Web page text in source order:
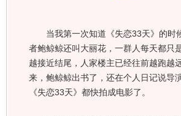
当我第一次知道《失恋33天》的时
者鲍鲸鲸还叫大丽花，一群人每天都只
越接近结尾，人家楼主已经往前越跑越
来，鲍鲸鲸出书了，还在个人日记说导
《失恋33天》都快拍成电影了。